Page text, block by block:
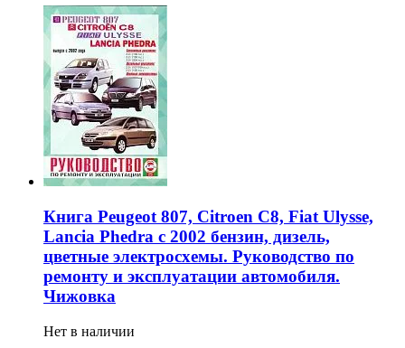
Книга Peugeot 807, Citroen C8, Fiat Ulysse,
Lancia Phedra с 2002 бензин, дизель,
цветные электросхемы. Руководство по
ремонту и эксплуатации автомобиля.
Чижовка
Нет в наличии